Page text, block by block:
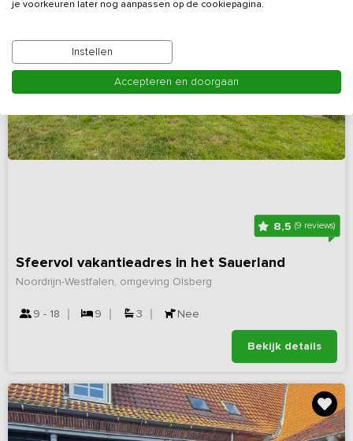
8,5(9 reviews)
Sfeervol vakantieadres in het Sauerland
Noordrijn-Westfalen, omgeving Olsberg
9 - 18 9 3 Nee
Bekijk details
je voorkeuren later nog aanpassen op de cookiepagina.
Instellen
Accepteren en doorgaan